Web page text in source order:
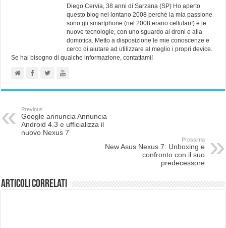
Diego Cervia, 38 anni di Sarzana (SP) Ho aperto
questo blog nel lontano 2008 perchè la mia passione
sono gli smartphone (nel 2008 erano cellulari!) e le
nuove tecnologie, con uno sguardo ai droni e alla
domotica. Metto a disposizione le mie conoscenze e
cerco di aiutare ad utilizzare al meglio i propri device.
Se hai bisogno di qualche informazione, contattami!
Previous
Google annuncia Annuncia
Android 4.3 e ufficializza il
nuovo Nexus 7
Prossima
New Asus Nexus 7: Unboxing e
confronto con il suo
predecessore
Articoli correlati